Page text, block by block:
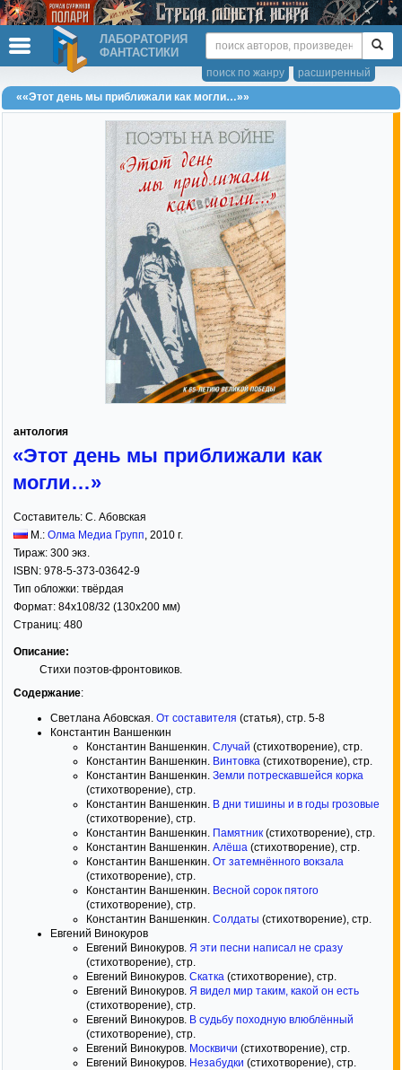
ЛАБОРАТОРИЯ
ФАНТАСТИКИ
расширенный
поиск по жанру
««Этот день мы приближали как могли…»»
антология
«Этот день мы приближали как
могли…»
Составитель: С. Абовская
М.: Олма Медиа Групп, 2010 г.
Тираж: 300 экз.
ISBN: 978-5-373-03642-9
Тип обложки: твёрдая
Формат: 84x108/32 (130x200 мм)
Страниц: 480
Описание:
Стихи поэтов-фронтовиков.
Содержание:
Светлана Абовская. От составителя (статья), стр. 5-8
Константин Ваншенкин
Константин Ваншенкин. Случай (стихотворение), стр.
Константин Ваншенкин. Винтовка (стихотворение), стр.
Константин Ваншенкин. Земли потрескавшейся корка
(стихотворение), стр.
Константин Ваншенкин. В дни тишины и в годы грозовые
(стихотворение), стр.
Константин Ваншенкин. Памятник (стихотворение), стр.
Константин Ваншенкин. Алёша (стихотворение), стр.
Константин Ваншенкин. От затемнённого вокзала
(стихотворение), стр.
Константин Ваншенкин. Весной сорок пятого
(стихотворение), стр.
Константин Ваншенкин. Солдаты (стихотворение), стр.
Евгений Винокуров
Евгений Винокуров. Я эти песни написал не сразу
(стихотворение), стр.
Евгений Винокуров. Скатка (стихотворение), стр.
Евгений Винокуров. Я видел мир таким, какой он есть
(стихотворение), стр.
Евгений Винокуров. В судьбу походную влюблённый
(стихотворение), стр.
Евгений Винокуров. Москвичи (стихотворение), стр.
Евгений Винокуров. Незабудки (стихотворение), стр.